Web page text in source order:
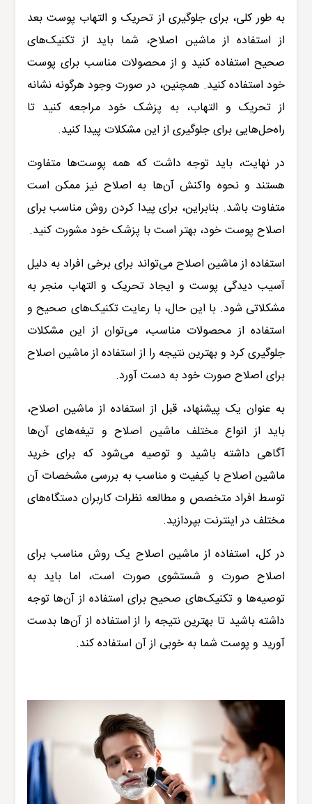
به طور کلی، برای جلوگیری از تحریک و التهاب پوست بعد
از استفاده از ماشین اصلاح، شما باید از تکنیک‌های
صحیح استفاده کنید و از محصولات مناسب برای پوست
خود استفاده کنید. همچنین، در صورت وجود هرگونه نشانه
از تحریک و التهاب، به پزشک خود مراجعه کنید تا
راه‌حل‌هایی برای جلوگیری از این مشکلات پیدا کنید.
در نهایت، باید توجه داشت که همه پوست‌ها متفاوت
هستند و نحوه واکنش آن‌ها به اصلاح نیز ممکن است
متفاوت باشد. بنابراین، برای پیدا کردن روش مناسب برای
اصلاح پوست خود، بهتر است با پزشک خود مشورت کنید.
استفاده از ماشین اصلاح می‌تواند برای برخی افراد به دلیل
آسیب دیدگی پوست و ایجاد تحریک و التهاب منجر به
مشکلاتی شود. با این حال، با رعایت تکنیک‌های صحیح و
استفاده از محصولات مناسب، می‌توان از این مشکلات
جلوگیری کرد و بهترین نتیجه را از استفاده از ماشین اصلاح
برای اصلاح صورت خود به دست آورد.
به عنوان یک پیشنهاد، قبل از استفاده از ماشین اصلاح،
باید از انواع مختلف ماشین اصلاح و تیغه‌های آن‌ها
آگاهی داشته باشید و توصیه می‌شود که برای خرید
ماشین اصلاح با کیفیت و مناسب به بررسی مشخصات آن
توسط افراد متخصص و مطالعه نظرات کاربران دستگاه‌های
مختلف در اینترنت بپردازید.
در کل، استفاده از ماشین اصلاح یک روش مناسب برای
اصلاح صورت و شستشوی صورت است، اما باید به
توصیه‌ها و تکنیک‌های صحیح برای استفاده از آن‌ها توجه
داشته باشید تا بهترین نتیجه را از استفاده از آن‌ها بدست
آورید و پوست شما به خوبی از آن استفاده کند.